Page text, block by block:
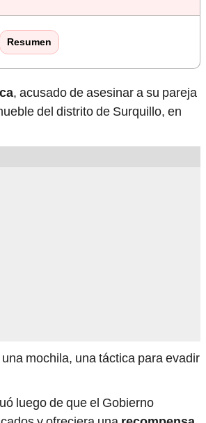
Resumen
, acusado de asesinar a su pareja
del distrito de Surquillo, en
mochila, una táctica para evadir
luego de que el Gobierno